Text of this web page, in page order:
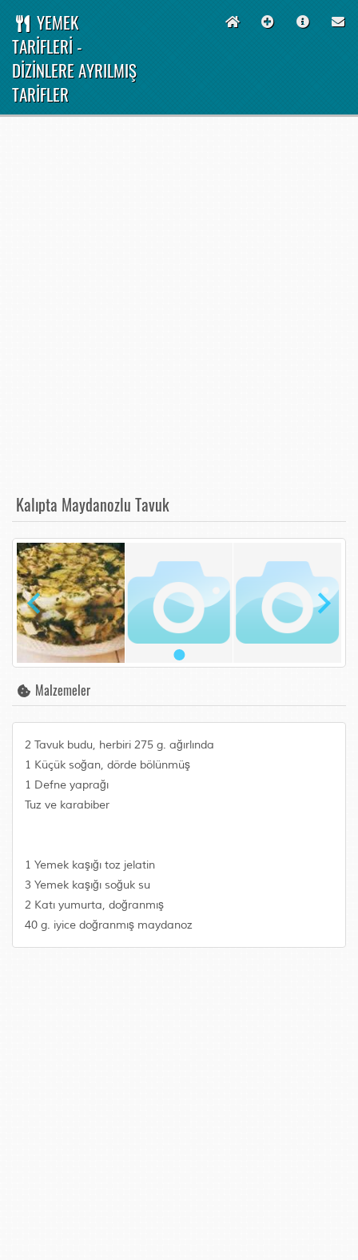
YEMEK
TARİFLERİ -
DİZİNLERE AYRILMIŞ
TARİFLER
Kalıpta Maydanozlu Tavuk
Malzemeler
2 Tavuk budu, herbiri 275 g. ağırlında
1 Küçük soğan, dörde bölünmüş
1 Defne yaprağı
Tuz ve karabiber
1 Yemek kaşığı toz jelatin
3 Yemek kaşığı soğuk su
2 Katı yumurta, doğranmış
40 g. iyice doğranmış maydanoz